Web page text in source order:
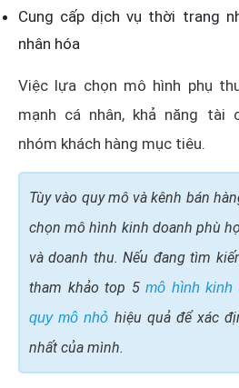
Cung cấp dịch vụ thời trang
nhân hóa
Việc lựa chọn mô hình phụ
mạnh cá nhân, khả năng tài
nhóm khách hàng mục tiêu.
Tùy vào quy mô và kênh bán
chọn mô hình kinh doanh phù
và doanh thu. Nếu đang tìm
tham khảo top 5 mô hình kinh
quy mô nhỏ hiệu quả để xác
nhất của mình.